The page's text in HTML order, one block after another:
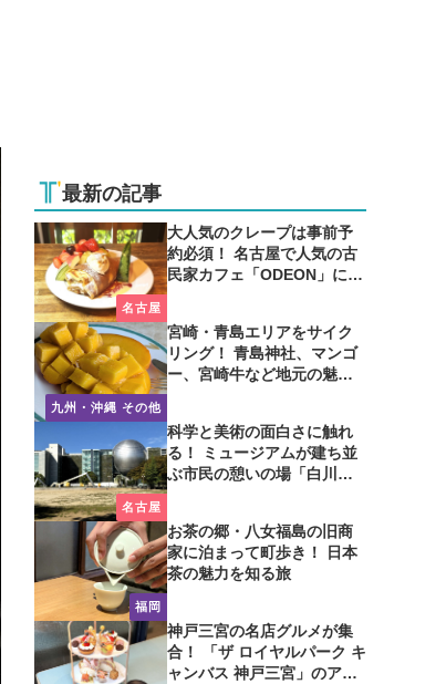
最新の記事
名古屋
大人気のクレープは事前予
約必須！ 名古屋で人気の古
民家カフェ「ODEON」に行
九州・沖縄 その他
宮崎・青島エリアをサイク
リング！ 青島神社、マンゴ
ー、宮崎牛など地元の魅力
名古屋
科学と美術の面白さに触れ
る！ ミュージアムが建ち並
ぶ市民の憩いの場「白川公
福岡
お茶の郷・八女福島の旧商
家に泊まって町歩き！ 日本
茶の魅力を知る旅
神戸三宮の名店グルメが集
合！ 「ザ ロイヤルパーク キ
ャンバス 神戸三宮」のアフ